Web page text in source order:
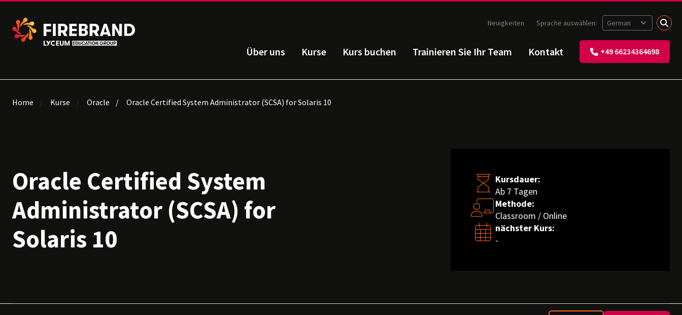
Über uns Kurse Kurs buchen Trainieren Sie Ihr Team Kontakt +49 66234364698
Neuigkeiten Sprache auswählen:
Home Kurse Oracle Oracle Certified System Administrator (SCSA) for Solaris 10
Oracle Certified System
Administrator (SCSA) for
Solaris 10
Kursdauer:
Ab 7 Tagen
Methode:
Classroom / Online
nächster Kurs:
-